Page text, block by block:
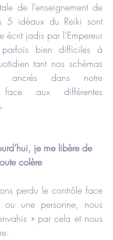
de l’enseignement de
5 idéaux du Reiki sont
écrit jadis par l’Empereur
bien difficiles à
tant nos schémas
ancrés dans notre
face aux différentes
je me libère de
colère
perdu le contrôle face
une personne, nous
» par cela et nous